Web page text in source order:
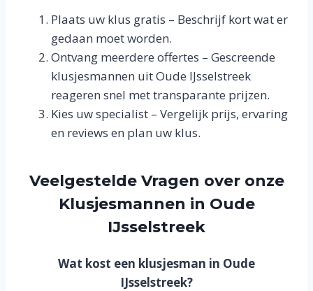
Plaats uw klus gratis – Beschrijf kort wat er
gedaan moet worden.
Ontvang meerdere offertes – Gescreende
klusjesmannen uit Oude IJsselstreek
reageren snel met transparante prijzen.
Kies uw specialist – Vergelijk prijs, ervaring
en reviews en plan uw klus.
Veelgestelde Vragen over onze
Klusjesmannen in Oude
IJsselstreek
Wat kost een klusjesman in Oude
IJsselstreek?